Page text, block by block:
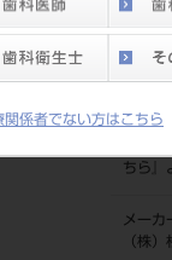
関係者でない方はこちら
JAN/
標準価
覧くだ
ネッ
ちら
メーカ
（株）